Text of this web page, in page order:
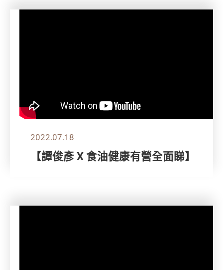
2022.07.18
【譚俊彥 X 食油健康有營全面睇】